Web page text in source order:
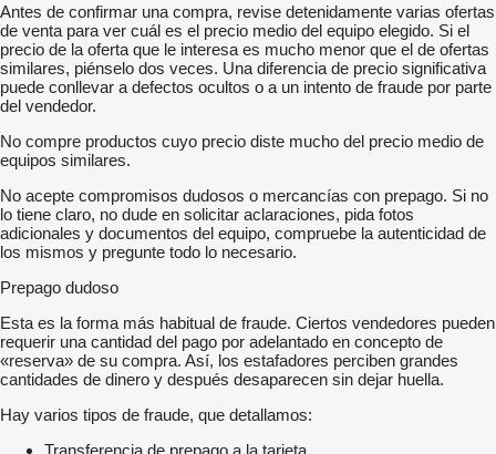
Antes de confirmar una compra, revise detenidamente varias ofertas
de venta para ver cuál es el precio medio del equipo elegido. Si el
precio de la oferta que le interesa es mucho menor que el de ofertas
similares, piénselo dos veces. Una diferencia de precio significativa
puede conllevar a defectos ocultos o a un intento de fraude por parte
del vendedor.
No compre productos cuyo precio diste mucho del precio medio de
equipos similares.
No acepte compromisos dudosos o mercancías con prepago. Si no
lo tiene claro, no dude en solicitar aclaraciones, pida fotos
adicionales y documentos del equipo, compruebe la autenticidad de
los mismos y pregunte todo lo necesario.
Prepago dudoso
Esta es la forma más habitual de fraude. Ciertos vendedores pueden
requerir una cantidad del pago por adelantado en concepto de
«reserva» de su compra. Así, los estafadores perciben grandes
cantidades de dinero y después desaparecen sin dejar huella.
Hay varios tipos de fraude, que detallamos:
Transferencia de prepago a la tarjeta